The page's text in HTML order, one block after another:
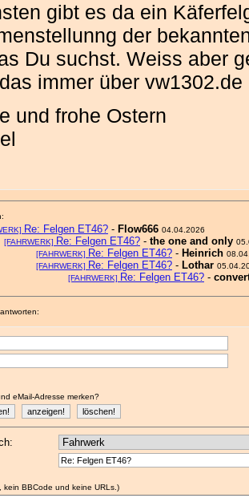
gibt es da ein
der
Du suchst. Weiss aber
immer über
und frohe Ostern
Re: Felgen ET46? - Flow666 04.04.2026
[FAHRWERK] Re: Felgen ET46? - the one and only
[FAHRWERK] Re: Felgen ET46? - Heinrich
[FAHRWERK] Re: Felgen ET46? - Lothar
[FAHRWERK] Re: Felgen ET46? -
eMail-Adresse merken?
kein BBCode und keine URLs.)